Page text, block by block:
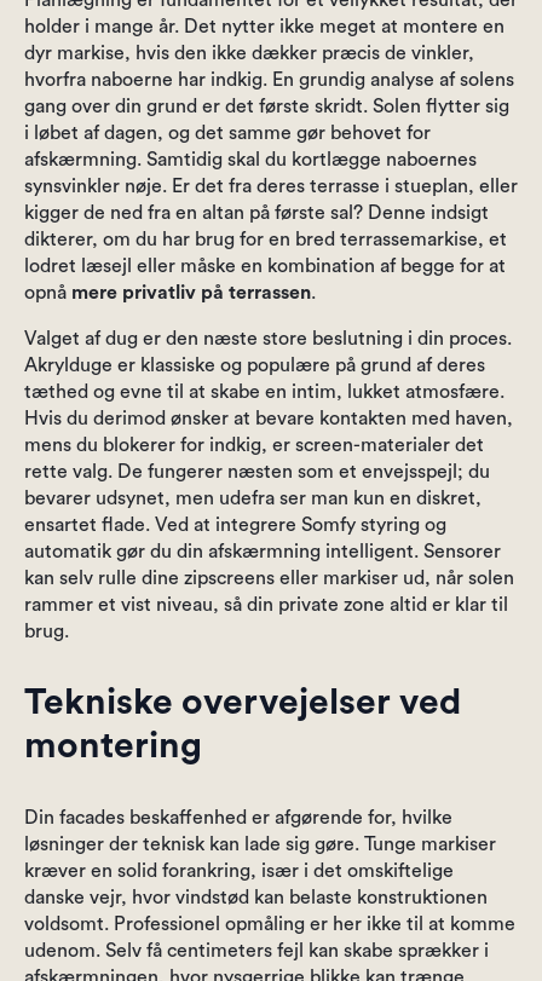
holder i mange år. Det nytter ikke meget at montere en
dyr markise, hvis den ikke dækker præcis de vinkler,
hvorfra naboerne har indkig. En grundig analyse af solens
gang over din grund er det første skridt. Solen flytter sig
i løbet af dagen, og det samme gør behovet for
afskærmning. Samtidig skal du kortlægge naboernes
synsvinkler nøje. Er det fra deres terrasse i stueplan, eller
kigger de ned fra en altan på første sal? Denne indsigt
dikterer, om du har brug for en bred terrassemarkise, et
lodret læsejl eller måske en kombination af begge for at
opnå mere privatliv på terrassen.
Valget af dug er den næste store beslutning i din proces.
Akrylduge er klassiske og populære på grund af deres
tæthed og evne til at skabe en intim, lukket atmosfære.
Hvis du derimod ønsker at bevare kontakten med haven,
mens du blokerer for indkig, er screen-materialer det
rette valg. De fungerer næsten som et envejsspejl; du
bevarer udsynet, men udefra ser man kun en diskret,
ensartet flade. Ved at integrere Somfy styring og
automatik gør du din afskærmning intelligent. Sensorer
kan selv rulle dine zipscreens eller markiser ud, når solen
rammer et vist niveau, så din private zone altid er klar til
brug.
Tekniske overvejelser ved
montering
Din facades beskaffenhed er afgørende for, hvilke
løsninger der teknisk kan lade sig gøre. Tunge markiser
kræver en solid forankring, især i det omskiftelige
danske vejr, hvor vindstød kan belaste konstruktionen
voldsomt. Professionel opmåling er her ikke til at komme
udenom. Selv få centimeters fejl kan skabe sprækker i